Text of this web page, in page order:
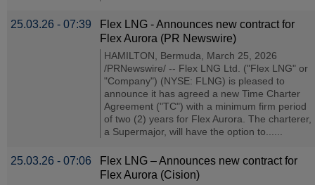
25.03.26 - 07:39
Flex LNG - Announces new contract for
Flex Aurora (PR Newswire)
HAMILTON, Bermuda, March 25, 2026
/PRNewswire/ -- Flex LNG Ltd. ("Flex LNG" or
"Company") (NYSE: FLNG) is pleased to
announce it has agreed a new Time Charter
Agreement ("TC") with a minimum firm period
of two (2) years for Flex Aurora. The charterer,
a Supermajor, will have the option to......
25.03.26 - 07:06
Flex LNG – Announces new contract for
Flex Aurora (Cision)